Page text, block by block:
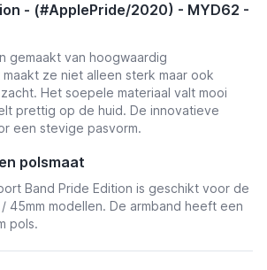
- (#ApplePride/2020) - MYD62 -
gemaakt van hoogwaardig
ze niet alleen sterk maar ook
Het soepele materiaal valt mooi
prettig op de huid. De innovatieve
een stevige pasvorm.
polsmaat
Band Pride Edition is geschikt voor de
45mm modellen. De armband heeft een
pols.